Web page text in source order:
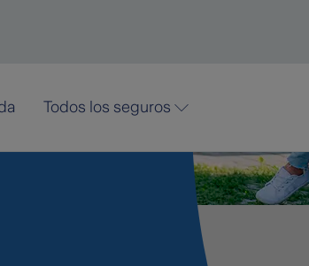
Todos los seguros